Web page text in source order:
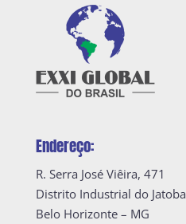
Endereço:
R. Serra José Viêira, 471
Distrito Industrial do Jatoba
Belo Horizonte – MG